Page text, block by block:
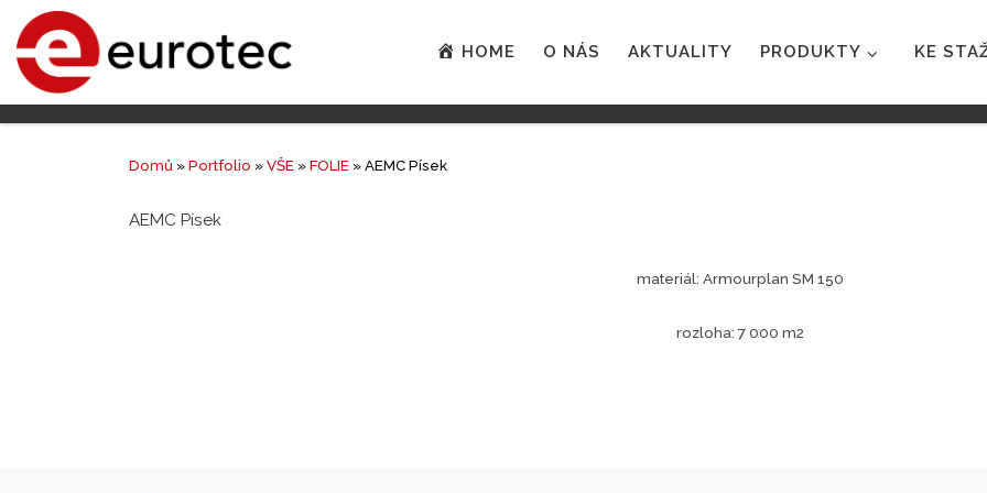
HOME O NÁS AKTUALITY PRODUKTY KE
Domů »Portfolio »VŠE »FOLIE »AEMC Písek
AEMC Písek
materiál: Armourplan SM 150
rozloha: 7 000 m2